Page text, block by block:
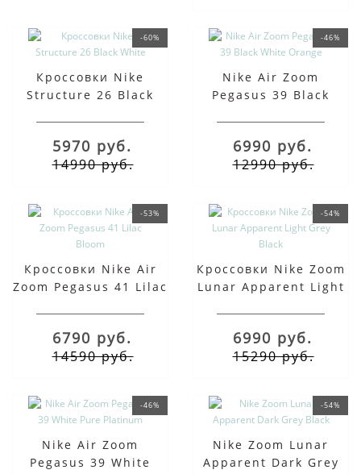
-60%
Кроссовки Nike
Structure 26 Black
5970 руб.
14990 руб.
-46%
Nike Air Zoom
Pegasus 39 Black
6990 руб.
12990 руб.
-53%
Кроссовки Nike Air
Zoom Pegasus 41 Lilac
6790 руб.
14590 руб.
-54%
Кроссовки Nike Zoom
Lunar Apparent Light
6990 руб.
15290 руб.
-46%
Nike Air Zoom
Pegasus 39 White
-54%
Nike Zoom Lunar
Apparent Dark Grey